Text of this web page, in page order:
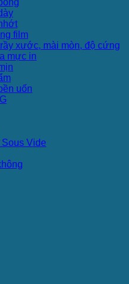
film
xước, mài mòn, độ cứng
mực in
uốn
Sous Vide